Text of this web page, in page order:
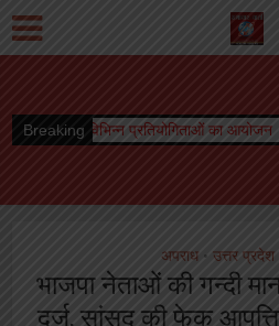
Breaking
प्रतियोगिताओं का आयोजन बीमारी भी नहीं
अपराध • उत्तर प्रदेश
भाजपा नेताओं की गन्दी
दर्ज, सांसद की फेक़